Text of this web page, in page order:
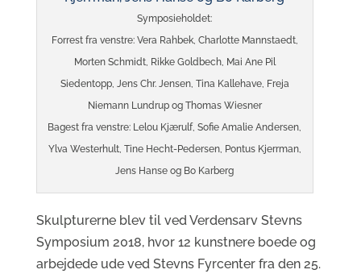
Symposieholdet:
Forrest fra venstre: Vera Rahbek, Charlotte Mannstaedt,
Morten Schmidt, Rikke Goldbech, Mai Ane Pil
Siedentopp, Jens Chr. Jensen, Tina Kallehave, Freja
Niemann Lundrup og Thomas Wiesner
Bagest fra venstre: Lelou Kjærulf, Sofie Amalie Andersen,
Ylva Westerhult, Tine Hecht-Pedersen, Pontus Kjerrman,
Jens Hanse og Bo Karberg
Skulpturerne blev til ved Verdensarv Stevns
Symposium 2018, hvor 12 kunstnere boede og
arbejdede ude ved Stevns Fyrcenter fra den 25.